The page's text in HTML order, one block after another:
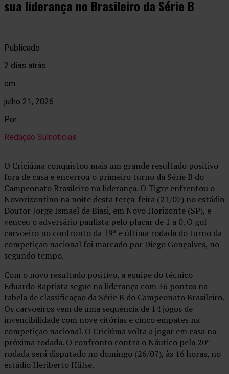
sua liderança no Brasileiro da Série B
Publicado
2 dias atrás
em
julho 21, 2026
Por
Redação Sulnoticias
O Criciúma conquistou mais um grande resultado positivo
fora de casa e encerrou o primeiro turno da Série B do
Campeonato Brasileiro na liderança. O Tigre enfrentou o
Novorizontino na noite desta terça-feira (21/07) no estádio
Doutor Jorge Ismael de Biasi, em Novo Horizonte (SP), e
venceu o adversário paulista pelo placar de 1 a 0. O gol
carvoeiro no confronto da 19ª e última rodada do turno da
competição nacional foi marcado por Diego Gonçalves, no
segundo tempo.
Com o novo resultado positivo, a equipe do técnico
Eduardo Baptista segue na liderança com 36 pontos na
tabela de classificação da Série B do Campeonato Brasileiro.
Os carvoeiros vem de uma sequência de 14 jogos de
invencibilidade com nove vitórias e cinco empates na
competição nacional. O Criciúma volta a jogar em casa na
próxima rodada. O confronto contra o Náutico pela 20ª
rodada será disputado no domingo (26/07), às 16 horas, no
estádio Heriberto Hülse.